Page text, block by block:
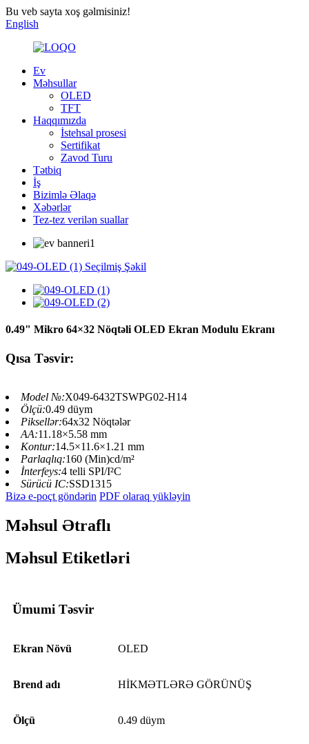
Bu veb sayta xoş gəlmisiniz!
English
Ev
Məhsullar
OLED
TFT
Haqqımızda
İstehsal prosesi
Sertifikat
Zavod Turu
Tətbiq
İş
Bizimlə Əlaqə
Xəbərlər
Tez-tez verilən suallar
0.49" Mikro 64×32 Nöqtəli OLED Ekran Modulu Ekranı
Qısa Təsvir:
Model №:X049-6432TSWPG02-H14
Ölçü:0.49 düym
Piksellər:64x32 Nöqtələr
AA:11.18×5.58 mm
Kontur:14.5×11.6×1.21 mm
Parlaqlıq:160 (Min)cd/m²
İnterfeys:4 telli SPI/I²C
Sürücü IC:SSD1315
Bizə e-poçt göndərin PDF olaraq yükləyin
Məhsul Ətraflı
Məhsul Etiketləri
Ümumi Təsvir
Ekran Növü OLED
Brend adı HİKMƏTLƏRƏ GÖRÜNÜŞ
Ölçü 0.49 düym